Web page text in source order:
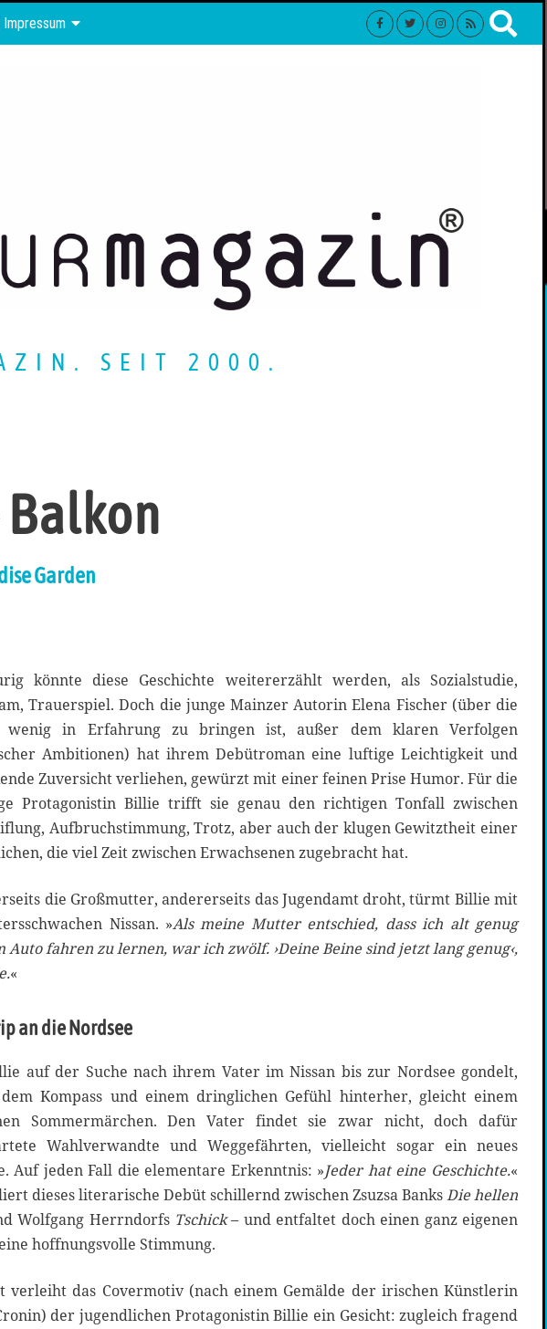
Impressum
SEIT 2000.
Balkon
Garden
könnte diese Geschichte weitererzählt werden, als Sozialstudie,
Trauerspiel. Doch die junge Mainzer Autorin Elena Fischer (über die
wenig in Erfahrung zu bringen ist, außer dem klaren Verfolgen
Ambitionen) hat ihrem Debütroman eine luftige Leichtigkeit und
Zuversicht verliehen, gewürzt mit einer feinen Prise Humor. Für die
Protagonistin Billie trifft sie genau den richtigen Tonfall zwischen
Aufbruchstimmung, Trotz, aber auch der klugen Gewitztheit einer
die viel Zeit zwischen Erwachsenen zugebracht hat.
die Großmutter, andererseits das Jugendamt droht, türmt Billie mit
Nissan. »Als meine Mutter entschied, dass ich alt genug
Auto fahren zu lernen, war ich zwölf. ›Deine Beine sind jetzt lang genug‹,
«
an die Nordsee
auf der Suche nach ihrem Vater im Nissan bis zur Nordsee gondelt,
Kompass und einem dringlichen Gefühl hinterher, gleicht einem
Sommermärchen. Den Vater findet sie zwar nicht, doch dafür
Wahlverwandte und Weggefährten, vielleicht sogar ein neues
Auf jeden Fall die elementare Erkenntnis: »Jeder hat eine Geschichte.«
dieses literarische Debüt schillernd zwischen Zsuzsa BanksDie hellen
Wolfgang Herrndorfs Tschick– und entfaltet doch einen ganz eigenen
hoffnungsvolle Stimmung.
verleiht das Covermotiv (nach einem Gemälde der irischen Künstlerin
der jugendlichen Protagonistin Billie ein Gesicht: zugleich fragend